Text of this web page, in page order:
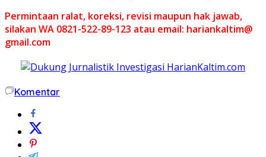
Permintaan ralat, koreksi, revisi maupun hak jawab,
silakan WA 0821-522-89-123 atau email: hariankaltim@
gmail.com
Komentar